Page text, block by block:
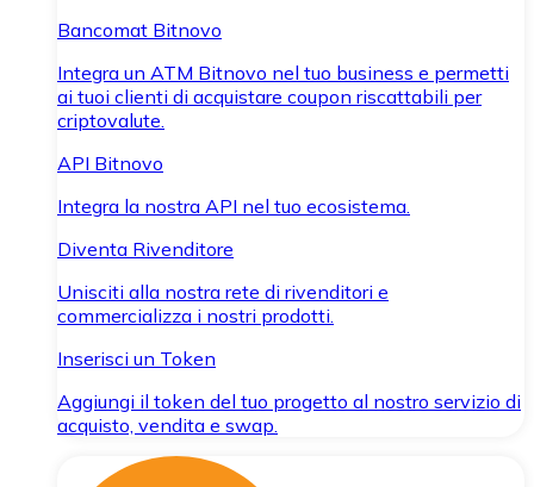
Bancomat Bitnovo
Integra un ATM Bitnovo nel tuo business e permetti
ai tuoi clienti di acquistare coupon riscattabili per
criptovalute.
API Bitnovo
Integra la nostra API nel tuo ecosistema.
Diventa Rivenditore
Unisciti alla nostra rete di rivenditori e
commercializza i nostri prodotti.
Inserisci un Token
Aggiungi il token del tuo progetto al nostro servizio di
acquisto, vendita e swap.